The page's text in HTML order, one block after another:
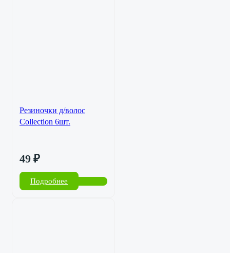
Резиночки д/волос
Collection 6шт.
49 ₽
Подробнее